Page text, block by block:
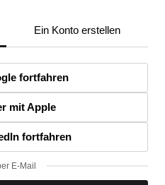
Ein Konto erstellen
fortfahren
mit Apple
fortfahren
E-Mail